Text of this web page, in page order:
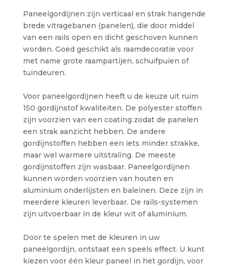
Paneelgordijnen zijn verticaal en strak hangende
brede vitragebanen (panelen), die door middel
van een rails open en dicht geschoven kunnen
worden. Goed geschikt als raamdecoratie voor
met name grote raampartijen, schuifpuien of
tuindeuren.
Voor paneelgordijnen heeft u de keuze uit ruim
150 gordijnstof kwaliteiten. De polyester stoffen
zijn voorzien van een coating zodat de panelen
een strak aanzicht hebben. De andere
gordijnstoffen hebben een iets minder strakke,
maar wel warmere uitstraling. De meeste
gordijnstoffen zijn wasbaar. Paneelgordijnen
kunnen worden voorzien van houten en
aluminium onderlijsten en baleinen. Deze zijn in
meerdere kleuren leverbaar. De rails-systemen
zijn uitvoerbaar in de kleur wit of aluminium.
Door te spelen met de kleuren in uw
paneelgordijn, ontstaat een speels effect. U kunt
kiezen voor één kleur paneel in het gordijn, voor